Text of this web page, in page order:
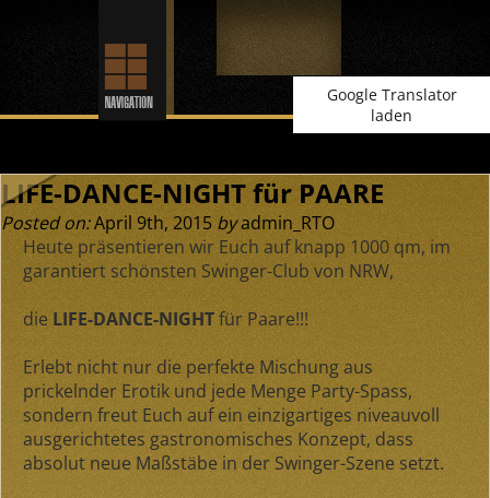
Google Translator
laden
LIFE-DANCE-NIGHT für PAARE
Posted on:April 9th, 2015 byadmin_RTO
Heute präsentieren wir Euch auf knapp 1000 qm, im
garantiert schönsten Swinger-Club von NRW,
die LIFE-DANCE-NIGHTfür Paare!!!
Erlebt nicht nur die perfekte Mischung aus
prickelnder Erotik und jede Menge Party-Spass,
sondern freut Euch auf ein einzigartiges niveauvoll
ausgerichtetes gastronomisches Konzept, dass
absolut neue Maßstäbe in der Swinger-Szene setzt.